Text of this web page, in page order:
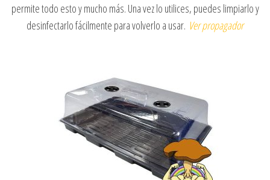
permite todo esto y mucho más. Una vez lo utilices, puedes limpiarlo y
desinfectarlo fácilmente para volverlo a usar. Ver propagador